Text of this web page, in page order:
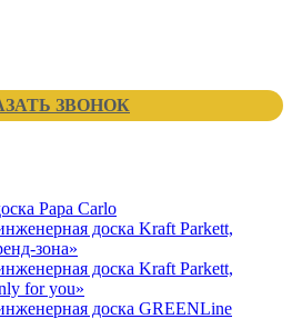
ЗВОНОК
Papa Carlo
доска Kraft Parkett,
зона»
доска Kraft Parkett,
for you»
доска GREENLine